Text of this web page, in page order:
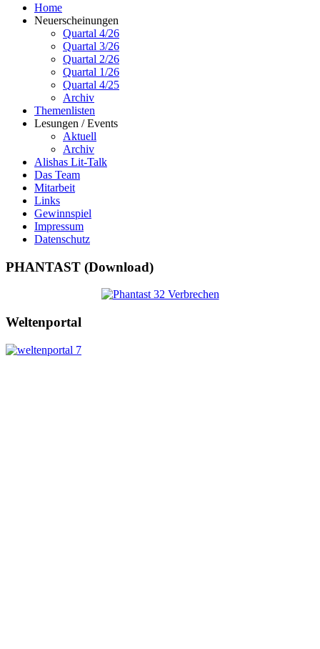
Home
Neuerscheinungen
Quartal 4/26
Quartal 3/26
Quartal 2/26
Quartal 1/26
Quartal 4/25
Archiv
Themenlisten
Lesungen / Events
Aktuell
Archiv
Alishas Lit-Talk
Das Team
Mitarbeit
Links
Gewinnspiel
Impressum
Datenschutz
PHANTAST (Download)
Weltenportal